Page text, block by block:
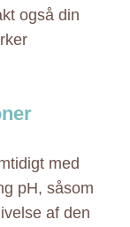
også din
med
pH, såsom
af den